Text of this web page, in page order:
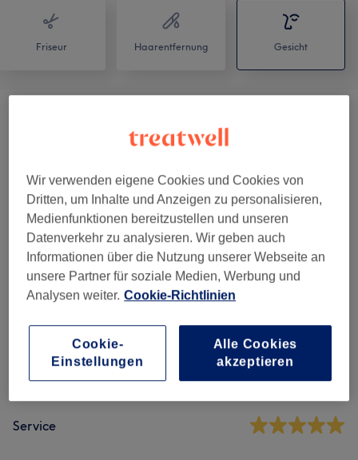
Friseur Haarentfernung Gesicht
Salonbewertungen
4,7
Service
Wir verwenden eigene Cookies und Cookies von
Dritten, um Inhalte und Anzeigen zu personalisieren,
Medienfunktionen bereitzustellen und unseren
Datenverkehr zu analysieren. Wir geben auch
Informationen über die Nutzung unserer Webseite an
unsere Partner für soziale Medien, Werbung und
Analysen weiter. Cookie-Richtlinien
Cookie-
Einstellungen
Alle Cookies
akzeptieren